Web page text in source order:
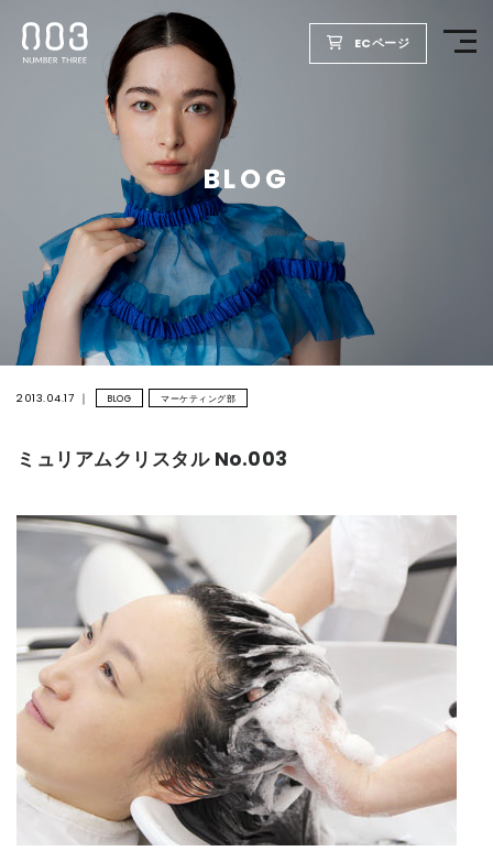
ECページ
BLOG
2013.04.17 BLOG マーケティング部
ミュリアムクリスタル No.003
TOP
PRODUCTS
WELLBEING REPORT
FOR SALON
COMPANY
RECRUIT